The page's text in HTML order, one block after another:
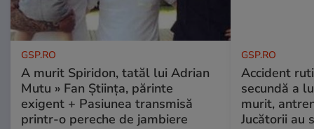
GSP.RO
A murit Spiridon, tatăl lui Adrian
Mutu » Fan Știința, părinte
exigent + Pasiunea transmisă
printr-o pereche de jambiere
GSP.RO
Accident
secundă a
murit,
Jucătorii au